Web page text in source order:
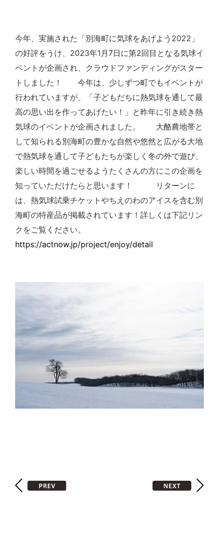
今年、実施された「別海町に気球をあげよう2022」
の好評をうけ、 2023年1月7日に第2回目となる気球イ
ベントが企画され、
クラウドファンディングがスター
トしました！
今年は、 少しずつ町でもイベントが
行われていますが、
「子どもだちに熱気球を通して最
高の思い出を作ってあげたい！」 と昨年に引き続き熱
気球のイベントが企画されました。
大酪農地帯と
して知られる別海町の豊かな自然や悠然と広がる大地
で熱気球を通して子どもたちが楽しく冬の外で遊び、
楽しい時間を過ごせるようたくさんの方にこの企画を
知っていただけたらと思います！
リターンに
は、 熱気球試乗チケットやちえのわのアイスを含む別
海町の特産品が掲載されています！ 詳しくは下記リン
クをご覧ください。
https://actnow.jp/project/enjoy/detail